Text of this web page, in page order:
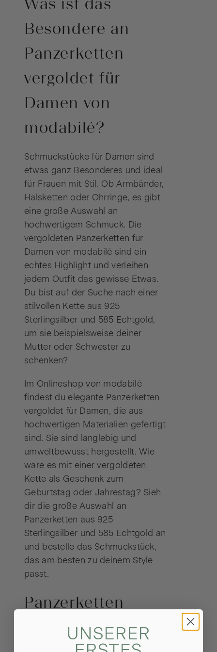
Besondere an
Panzerketten
vergoldet für
Damen von
modabilé?
Schmuckstücke für Damen sind
etwas ganz Besonderes und ideal
für Frauen mit Stil. Ob Armbänder,
Halsketten oder Ohrringe, es gibt
eine große Auswahl an
hochwertigem Schmuck. Die
vergoldeten Panzerketten für
Damen von modabilé sind ein
echtes Highlight und verleihen
jedem Outfit das gewisse Etwas.
Du bist auf der Suche nach einer
stilvollen Kette aus 925
Sterlingsilber und 585 Echtgold,
um sie beispielsweise deiner
Mutter oder Schwester zu
schenken?
Im Onlineshop von modabilé
findest du elegante Panzerketten
vergoldet für Damen, die aus
hochwertigen Materialien gefertigt
sind. Sie sind langlebig und
umweltbewusst hergestellt. Wie
wäre es mit einer vergoldeten
Kette als Geschenk zum
Geburtstag oder Jahrestag? Sieh
dir die große Auswahl an
Panzerketten aus 925
Sterlingsilber und 585 Echtgold an
und bestelle das Schmuckstück,
das am besten zu deinem Style
passt.
Panzerketten
vergoldet für
UNSERER